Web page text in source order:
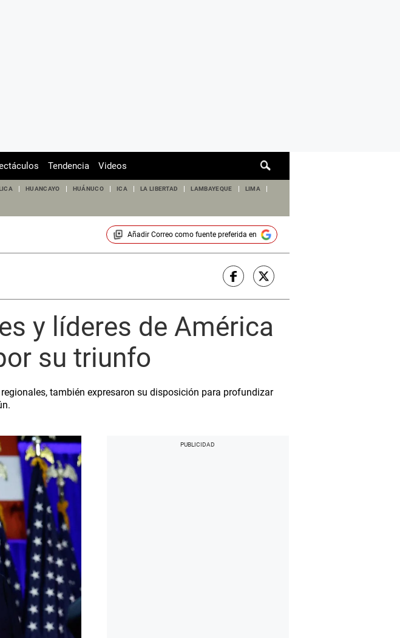
de
Tendencia Videos
HUANCAYO HUÁNUCO ICA LA LIBERTAD LAMBAYEQUE LIMA
Añadir Correocomo fuente preferida en
y líderes de América
su triunfo
también expresaron su disposición para profundizar